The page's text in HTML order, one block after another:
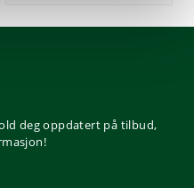
deg oppdatert på tilbud,